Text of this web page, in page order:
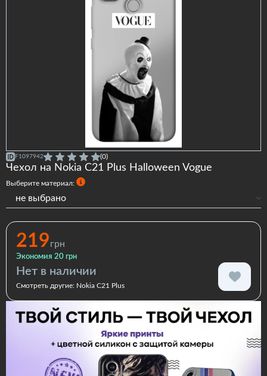
F1097942 (0)
Чехол на Nokia C21 Plus Halloween Vogue
Выберите материал:
не выбрано
Силиконовый с бортами
219грн
Экономия 20 грн
Нет в наличии
Смотреть другие: Nokia C21 Plus